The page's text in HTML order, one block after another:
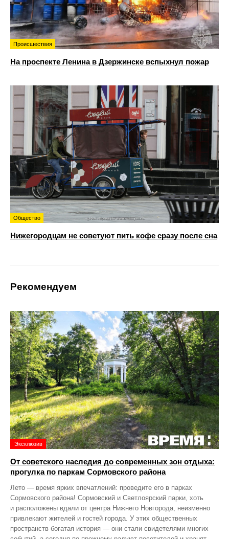
Происшествия
На проспекте Ленина в Дзержинске вспыхнул пожар
Общество
Нижегородцам не советуют пить кофе сразу после сна
Рекомендуем
Эксклюзив
От советского наследия до современных зон отдыха:
прогулка по паркам Сормовского района
Лето — время ярких впечатлений: проведите его в парках
Сормовского района! Сормовский и Светлоярский парки, хоть
и расположены вдали от центра Нижнего Новгорода, неизменно
привлекают жителей и гостей города. У этих общественных
пространств богатая история — они стали свидетелями многих